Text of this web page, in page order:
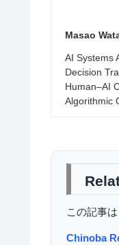
Masao
AI Systems
Decision
Human–AI
Algorithmic
この記事
Chinoba